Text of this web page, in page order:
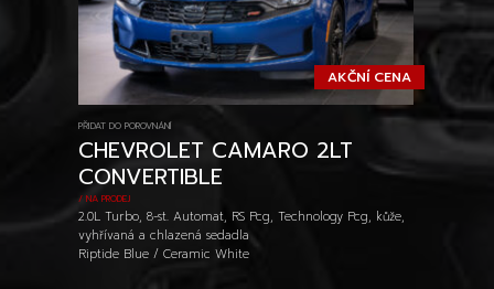
AKČNÍ CENA
PŘIDAT DO POROVNÁNÍ
CHEVROLET CAMARO 2LT
CONVERTIBLE
/ NA PRODEJ
2.0L Turbo, 8-st. Automat, RS Pcg, Technology Pcg, kůže,
vyhřívaná a chlazená sedadla
Riptide Blue / Ceramic White